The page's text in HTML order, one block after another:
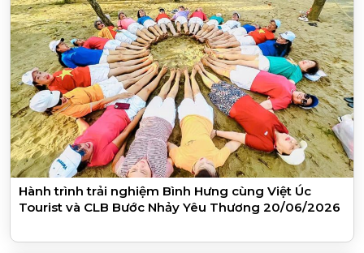
Hành trình trải nghiệm Bình Hưng cùng Việt Úc
Tourist và CLB Bước Nhảy Yêu Thương 20/06/2026